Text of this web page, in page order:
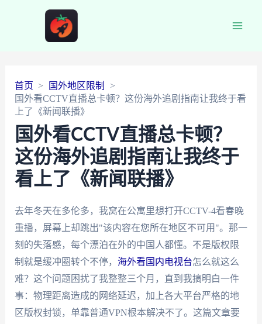
首页
国外地区限制
国外看CCTV直播总卡顿？这份海外追剧指南让我终于看
上了《新闻联播》
国外看CCTV直播总卡顿？
这份海外追剧指南让我终于
看上了《新闻联播》
去年冬天在多伦多，我窝在公寓里想打开CCTV-4看春晚
重播，屏幕上却跳出"该内容在您所在地区不可用"。那一
刻的失落感，每个漂泊在外的中国人都懂。不是版权限
制就是缓冲圈转个不停， 海外看国内电视台怎么就这么
难？这个问题困扰了我整整三个月，直到我搞明白一件
事：物理距离造成的网络延迟，加上各大平台严格的地
区版权封锁，单靠普通VPN根本解决不了。这篇文章要